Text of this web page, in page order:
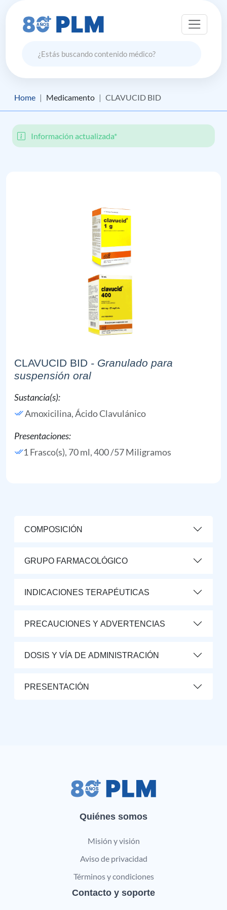
Home Medicamento CLAVUCID BID
Información actualizada*
CLAVUCID BID - Granulado para
suspensión oral
Sustancia(s):
Amoxicilina,Ácido Clavulánico
Presentaciones:
1 Frasco(s), 70 ml, 400 /57 Miligramos
COMPOSICIÓN
GRUPO FARMACOLÓGICO
INDICACIONES TERAPÉUTICAS
PRECAUCIONES Y ADVERTENCIAS
DOSIS Y VÍA DE ADMINISTRACIÓN
PRESENTACIÓN
Quiénes somos
Misión y visión
Aviso de privacidad
Términos y condiciones
Contacto y soporte